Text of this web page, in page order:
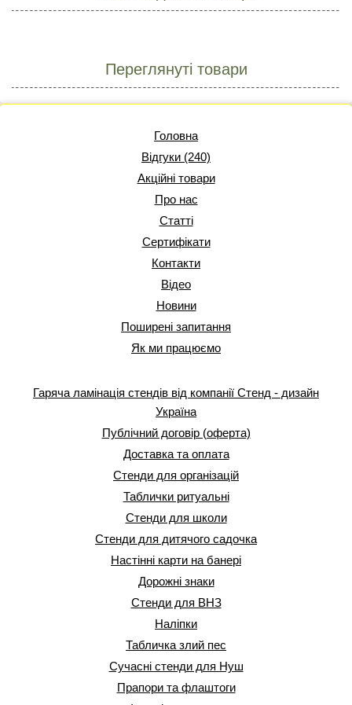
Переглянуті товари
Головна
Відгуки (240)
Акційні товари
Про нас
Статті
Сертифікати
Контакти
Відео
Новини
Поширені запитання
Як ми працюємо
Гаряча ламінація стендів від компанії Стенд - дизайн
Україна
Публічний договір (оферта)
Доставка та оплата
Стенди для організацій
Таблички ритуальні
Стенди для школи
Стенди для дитячого садочка
Настінні карти на банері
Дорожні знаки
Стенди для ВНЗ
Наліпки
Табличка злий пес
Сучасні стенди для Нуш
Прапори та флаштоги